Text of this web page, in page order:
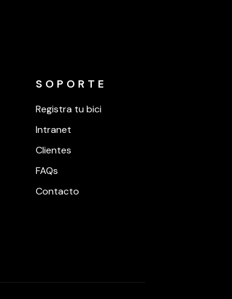
SOPORTE
Registra tu bici
Intranet
Clientes
FAQs
Contacto